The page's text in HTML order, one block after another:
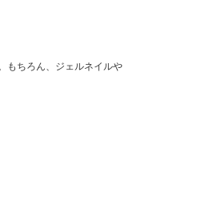
もちろん、ジェルネイルや